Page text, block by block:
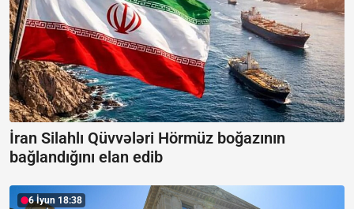
İran Silahlı Qüvvələri Hörmüz boğazının
bağlandığını elan edib
6 İyun 18:38